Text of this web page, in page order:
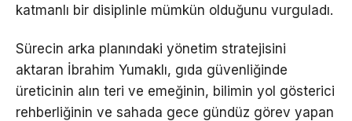
katmanlı bir disiplinle mümkün olduğunu vurguladı.
Sürecin arka planındaki yönetim stratejisini
aktaran İbrahim Yumaklı, gıda güvenliğinde
üreticinin alın teri ve emeğinin, bilimin yol gösterici
rehberliğinin ve sahada gece gündüz görev yapan